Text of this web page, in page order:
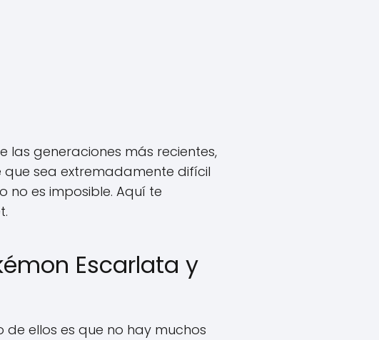
las generaciones más recientes,
sea extremadamente difícil
no es imposible. Aquí te
Escarlata y
de ellos es que no hay muchos